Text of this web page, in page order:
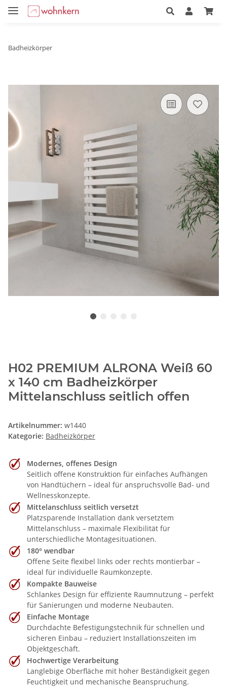
Badheizkörper
H02 PREMIUM ALRONA Weiß 60
x 140 cm Badheizkörper
Mittelanschluss seitlich offen
Artikelnummer: w1440
Kategorie: Badheizkörper
Modernes, offenes Design
Seitlich offene Konstruktion für einfaches Aufhängen
von Handtüchern – ideal für anspruchsvolle Bad- und
Wellnesskonzepte.
Mittelanschluss seitlich versetzt
Platzsparende Installation dank versetztem
Mittelanschluss – maximale Flexibilität für
unterschiedliche Montagesituationen.
180° wendbar
Offene Seite flexibel links oder rechts montierbar –
ideal für individuelle Raumkonzepte.
Kompakte Bauweise
Schlankes Design für effiziente Raumnutzung – perfekt
für Sanierungen und moderne Neubauten.
Einfache Montage
Durchdachte Befestigungstechnik für schnellen und
sicheren Einbau – reduziert Installationszeiten im
Objektgeschäft.
Hochwertige Verarbeitung
Langlebige Oberfläche mit hoher Beständigkeit gegen
Feuchtigkeit und mechanische Beanspruchung.